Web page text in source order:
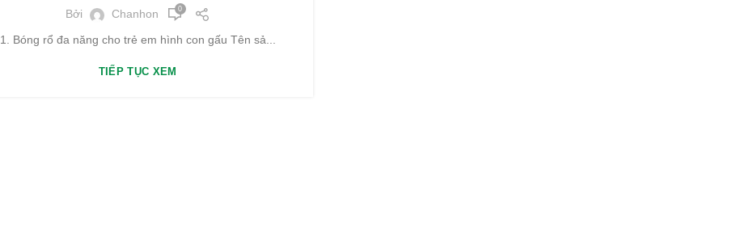
Bởi Chanhon 0
1. Bóng rổ đa năng cho trẻ em hình con gấu Tên sả...
TIẾP TỤC XEM